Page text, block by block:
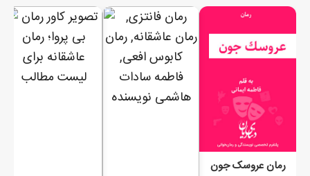
رمان عروسک جون